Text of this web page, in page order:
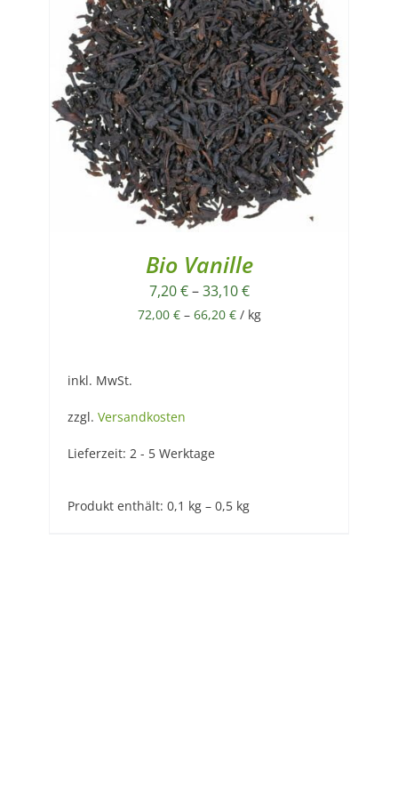
Bio Vanille
7,20€–33,10€
72,00 €– 66,20 €/ kg
inkl. MwSt.
zzgl. Versandkosten
Lieferzeit: 2 - 5 Werktage
Produkt enthält: 0,1 kg – 0,5 kg